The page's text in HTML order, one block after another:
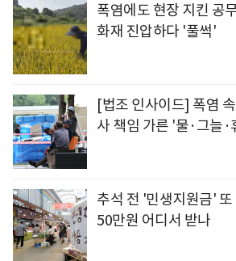
폭염에도 현장 지킨 공
화재 진압하다 '풀썩'
[법조 인사이드] 폭염
사 책임 가른 '물·그늘·
추석 전 '민생지원금'
50만원 어디서 받나